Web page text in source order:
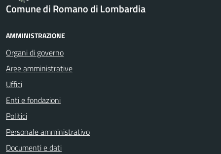
Comune di Romano di Lombardia
AMMINISTRAZIONE
Organi di governo
Aree amministrative
Uffici
Enti e fondazioni
Politici
Personale amministrativo
Documenti e dati